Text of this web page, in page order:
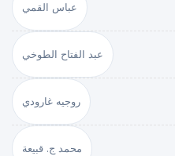
عباس القمي
عبد الفتاح الطوخي
روجيه غارودي
محمد ج. قبيعة